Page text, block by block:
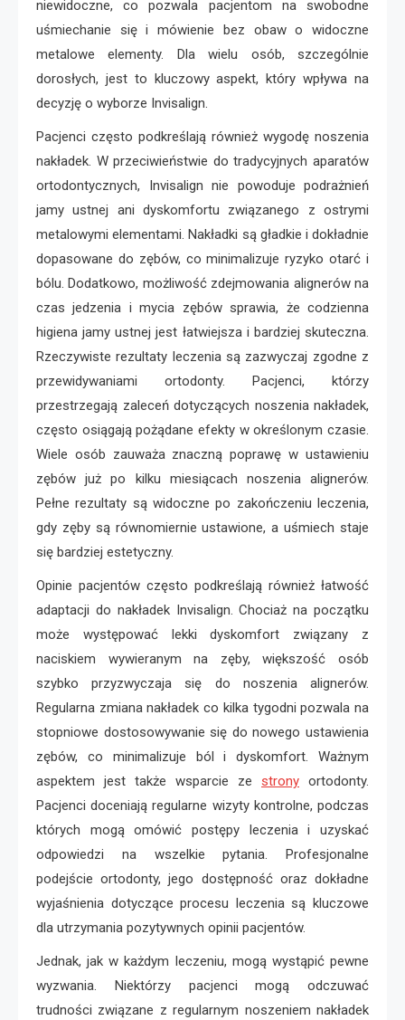
niewidoczne, co pozwala pacjentom na swobodne
uśmiechanie się i mówienie bez obaw o widoczne
metalowe elementy. Dla wielu osób, szczególnie
dorosłych, jest to kluczowy aspekt, który wpływa na
decyzję o wyborze Invisalign.
Pacjenci często podkreślają również wygodę noszenia
nakładek. W przeciwieństwie do tradycyjnych aparatów
ortodontycznych, Invisalign nie powoduje podrażnień
jamy ustnej ani dyskomfortu związanego z ostrymi
metalowymi elementami. Nakładki są gładkie i dokładnie
dopasowane do zębów, co minimalizuje ryzyko otarć i
bólu. Dodatkowo, możliwość zdejmowania alignerów na
czas jedzenia i mycia zębów sprawia, że codzienna
higiena jamy ustnej jest łatwiejsza i bardziej skuteczna.
Rzeczywiste rezultaty leczenia są zazwyczaj zgodne z
przewidywaniami ortodonty. Pacjenci, którzy
przestrzegają zaleceń dotyczących noszenia nakładek,
często osiągają pożądane efekty w określonym czasie.
Wiele osób zauważa znaczną poprawę w ustawieniu
zębów już po kilku miesiącach noszenia alignerów.
Pełne rezultaty są widoczne po zakończeniu leczenia,
gdy zęby są równomiernie ustawione, a uśmiech staje
się bardziej estetyczny.
Opinie pacjentów często podkreślają również łatwość
adaptacji do nakładek Invisalign. Chociaż na początku
może występować lekki dyskomfort związany z
naciskiem wywieranym na zęby, większość osób
szybko przyzwyczaja się do noszenia alignerów.
Regularna zmiana nakładek co kilka tygodni pozwala na
stopniowe dostosowywanie się do nowego ustawienia
zębów, co minimalizuje ból i dyskomfort. Ważnym
aspektem jest także wsparcie ze strony ortodonty.
Pacjenci doceniają regularne wizyty kontrolne, podczas
których mogą omówić postępy leczenia i uzyskać
odpowiedzi na wszelkie pytania. Profesjonalne
podejście ortodonty, jego dostępność oraz dokładne
wyjaśnienia dotyczące procesu leczenia są kluczowe
dla utrzymania pozytywnych opinii pacjentów.
Jednak, jak w każdym leczeniu, mogą wystąpić pewne
wyzwania. Niektórzy pacjenci mogą odczuwać
trudności związane z regularnym noszeniem nakładek